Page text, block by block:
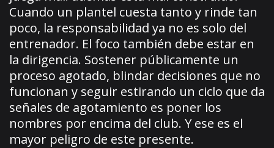
Cuando un plantel cuesta tanto y rinde tan
poco, la responsabilidad ya no es solo del
entrenador. El foco también debe estar en
la dirigencia. Sostener públicamente un
proceso agotado, blindar decisiones que no
funcionan y seguir estirando un ciclo que da
señales de agotamiento es poner los
nombres por encima del club. Y ese es el
mayor peligro de este presente.